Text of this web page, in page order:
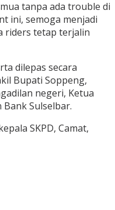
tanpa ada trouble di
ini, semoga menjadi
riders tetap terjalin
dilepas secara
Bupati Soppeng,
negeri, Ketua
Sulselbar.
SKPD, Camat,